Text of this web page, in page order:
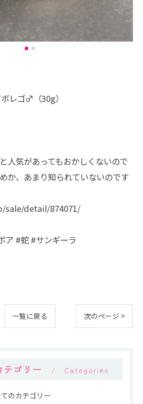
レゴ♂（30g）
人気があってもおかしくないので
か、あまり知られていないのです
detail/874071/
ア #蛇 #サンギーラ
一覧に戻る 次のページ >
テゴリー Categories
のカテゴリー